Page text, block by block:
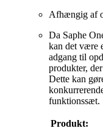
Afhængig af
Da Saphe
kan det være
adgang til
produkter,
Dette kan
funktionssæt.
Produkt: